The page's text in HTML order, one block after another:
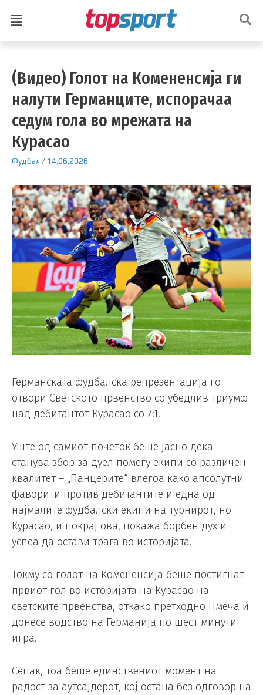
(Видео) Голот на Комененсија ги
налути Германците, испорачаа
седум гола во мрежата на
Курасао
Фудбал / 14.06.2026
Германската фудбалска репрезентација го
отвори Светското првенство со убедлив триумф
над дебитантот Курасао со 7:1.
Уште од самиот почеток беше јасно дека
станува збор за дуел помеѓу екипи со различен
квалитет – „Панцерите“ влегоа како апсолутни
фаворити против дебитантите и една од
најмалите фудбалски екипи на турнирот, но
Курасао, и покрај ова, покажа борбен дух и
успеа да остави трага во историјата.
Токму со голот на Комененсија беше постигнат
првиот гол во историјата на Курасао на
светските првенства, откако претходно Нмеча ѝ
донесе водство на Германија по шест минути
игра.
Сепак, тоа беше единствениот момент на
радост за аутсајдерот, кој остана без одговор на